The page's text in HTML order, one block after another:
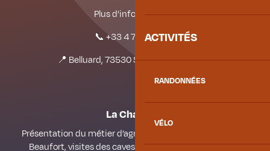
ACTIVITÉS
RANDONNÉES
VÉLO
Plus d’informations :
📞 +33 4 79 59 71 77
📍 Belluard, 73530 Saint-Sorlin-d’Arves
La Chambre
Présentation du métier d’agriculteur, de la fabrication de
Beaufort, visites des caves d’affinage et dégustation.